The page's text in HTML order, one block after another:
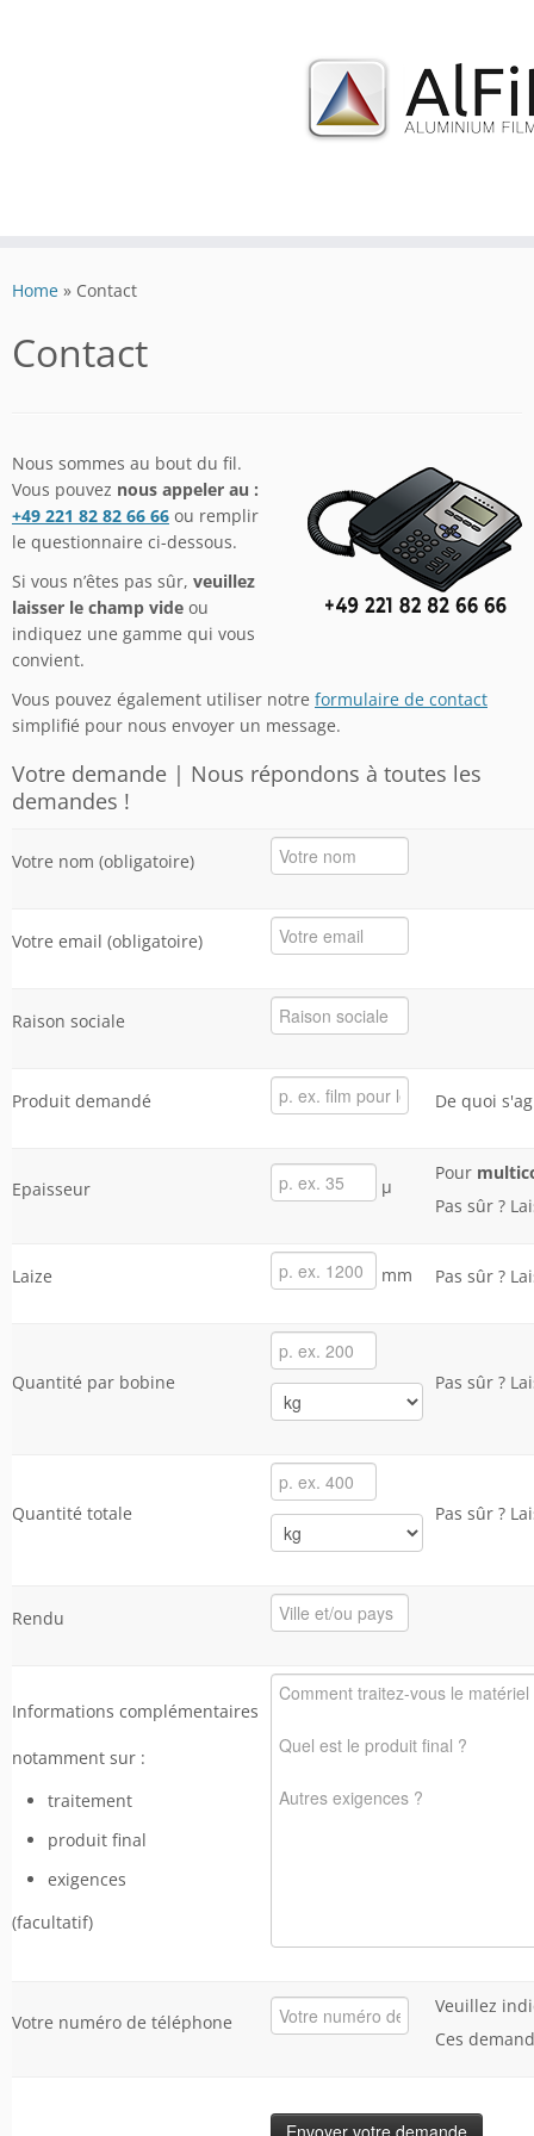
toHome » Contact
Contact
Nous sommes au bout du fil.
Vous pouvez nous appeler au :
+49 221 82 82 66 66 ou remplir
le questionnaire ci-dessous.
Si vous n’êtes pas sûr, veuillez
laisser le champ vide ou
indiquez une gamme qui vous
convient.
Vous pouvez également utiliser notre formulaire de contact
simplifié pour nous envoyer un message.
Votre demande | Nous répondons à toutes les
demandes !
Votre nom (obligatoire)
Votre email (obligatoire)
Raison sociale
Produit demandé De quoi
Epaisseur µ
Pour
Pas sûr ?
Laize mm Pas sûr ?
Quantité par bobine Pas sûr ?
Quantité totale Pas sûr ?
Rendu
Informations complémentaires
notamment sur :
traitement
produit final
exigences
(facultatif)
Votre numéro de téléphone
Veuillez
Ces